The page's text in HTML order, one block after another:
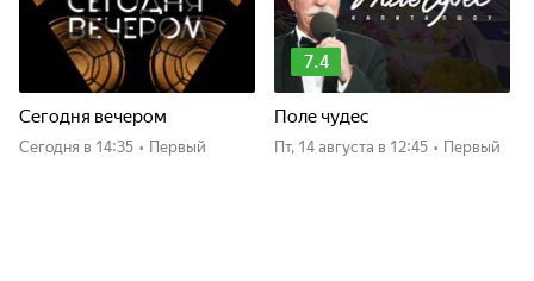
Сегодня вечером
Сегодня в 14:35 • Первый
7.4
Поле чудес
пт, 14 августа в 12:45 • Первый